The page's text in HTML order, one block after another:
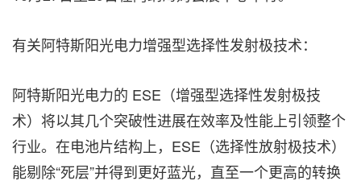
有关阿特斯阳光电力增强型选择性发射极技术：
阿特斯阳光电力的 ESE（增强型选择性发射极技
术）将以其几个突破性进展在效率及性能上引领整个
行业。在电池片结构上，ESE（选择性放射极技术）
能剔除“死层”并得到更好蓝光，直至一个更高的转换